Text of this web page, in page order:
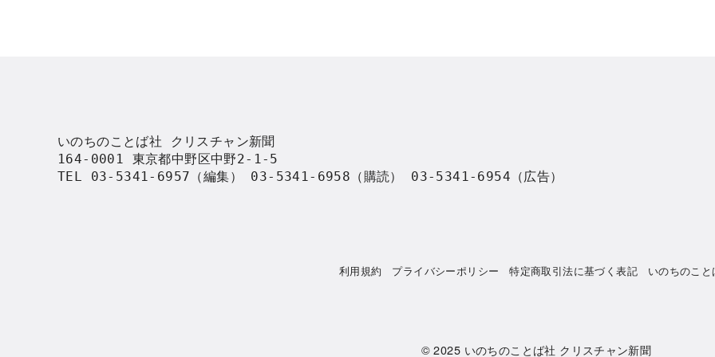
いのちのことば社 クリスチャン新聞
164-0001 東京都中野区中野2-1-5
TEL 03-5341-6957（編集） 03-5341-6958（購読） 03-5341-6954（広告）
利用規約 プライバシーポリシー 特定商取引法に基づく表記 いのちのこと
© 2025 いのちのことば社 クリスチャン新聞